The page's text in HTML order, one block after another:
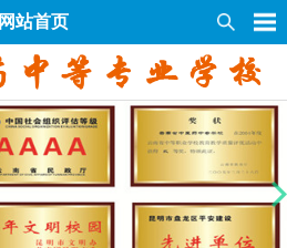
网站首页